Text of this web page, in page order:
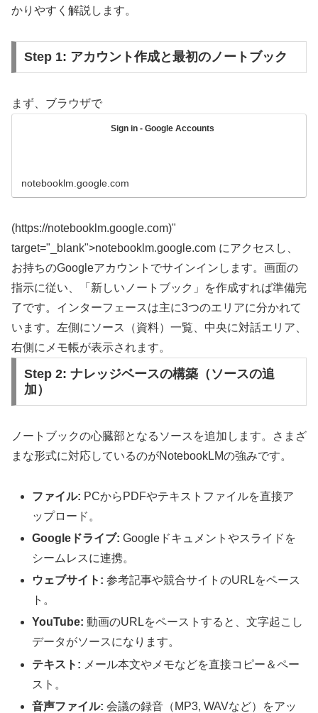
かりやすく解説します。
Step 1: アカウント作成と最初のノートブック
まず、ブラウザで
Sign in - Google Accounts
notebooklm.google.com
(https://notebooklm.google.com)"
target="_blank">notebooklm.google.com にアクセスし、
お持ちのGoogleアカウントでサインインします。画面の
指示に従い、「新しいノートブック」を作成すれば準備完
了です。インターフェースは主に3つのエリアに分かれて
います。左側にソース（資料）一覧、中央に対話エリア、
右側にメモ帳が表示されます。
Step 2: ナレッジベースの構築（ソースの追
加）
ノートブックの心臓部となるソースを追加します。さまざ
まな形式に対応しているのがNotebookLMの強みです。
ファイル: PCからPDFやテキストファイルを直接ア
ップロード。
Googleドライブ: Googleドキュメントやスライドを
シームレスに連携。
ウェブサイト: 参考記事や競合サイトのURLをペース
ト。
YouTube: 動画のURLをペーストすると、文字起こし
データがソースになります。
テキスト: メール本文やメモなどを直接コピー＆ペー
スト。
音声ファイル: 会議の録音（MP3, WAVなど）をアッ